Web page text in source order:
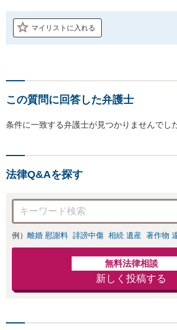
マイリストに入れる
この質問に回答した弁護士
条件に一致する弁護士が見つかりませんでし
法律Q&Aを探す
例） 離婚 慰謝料 誹謗中傷 相続 遺産 著作物
無料法律相談
新しく投稿する